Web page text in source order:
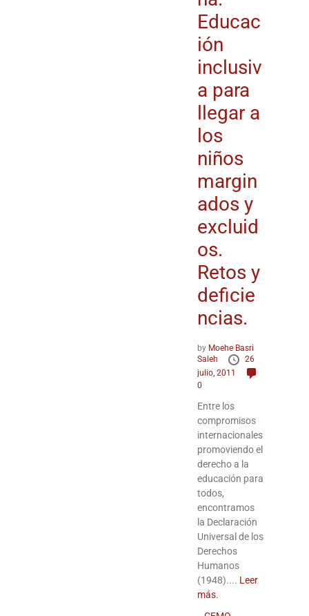
Educac
ión
inclusiv
a para
llegar a
los
niños
margin
ados y
excluid
os.
Retos y
deficie
ncias.
by Moehe Basri
Saleh
26
julio, 2011
0
Entre los
compromisos
internacionales
promoviendo el
derecho a la
educación para
todos,
encontramos
la Declaración
Universal de los
Derechos
Humanos
(1948).... Leer
más.